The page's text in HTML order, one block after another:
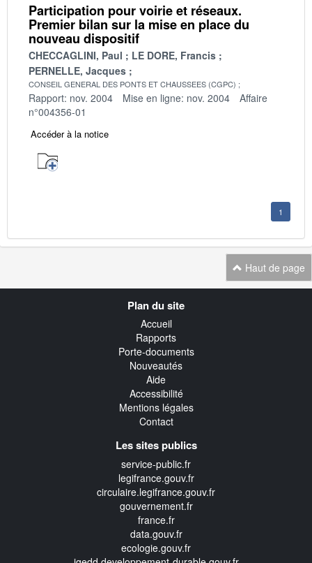
Participation pour voirie et réseaux.
Premier bilan sur la mise en place du
nouveau dispositif
CHECCAGLINI, Paul
LE DORE, Francis
PERNELLE, Jacques
CONSEIL GENERAL DES PONTS ET CHAUSSEES (CGPC)
Rapport: nov. 2004 Mise en ligne: nov. 2004
Affaire
n°004356-01
Accéder à la notice
1
Haut de page
Plan du site
Accueil
Rapports
Porte-documents
Nouveautés
Aide
Accessibilité
Mentions légales
Contact
Les sites publics
service-public.fr
legifrance.gouv.fr
circulaire.legifrance.gouv.fr
gouvernement.fr
france.fr
data.gouv.fr
ecologie.gouv.fr